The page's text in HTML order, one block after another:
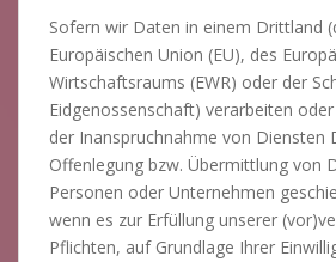
Sofern wir Daten in einem Drittland
Europäischen Union (EU), des
Wirtschaftsraums (EWR) oder der
Eidgenossenschaft) verarbeiten
der Inanspruchnahme von Diensten
Offenlegung bzw. Übermittlung von
Personen oder Unternehmen
wenn es zur Erfüllung unserer
Pflichten, auf Grundlage Ihrer